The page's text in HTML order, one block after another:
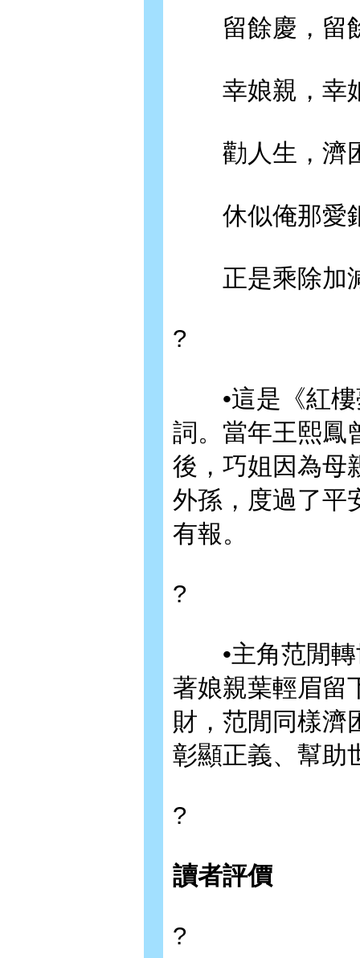
留餘慶，留
幸娘親，幸
勸人生，濟
休似俺那愛銀
正是乘除加
?
•這是《紅樓
詞。當年王熙鳳
後，巧姐因為母
外孫，度過了平
有報。
?
•主角范閒轉
著娘親葉輕眉留
財，范閒同樣濟
彰顯正義、幫助
?
讀者評價
?